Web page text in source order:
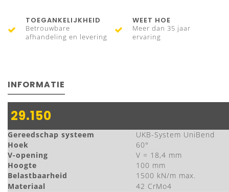
TOEGANKELIJKHEID
Betrouwbare
afhandeling en levering
WEET HOE
Meer dan 35 jaar
ervaring
INFORMATIE
29.150
Gereedschap systeem
UKB-System UniBend
Hoek
60°
V-opening
V = 18,4 mm
Hoogte
100 mm
Belastbaarheid
1500 kN/m max.
Materiaal
42 CrMo4